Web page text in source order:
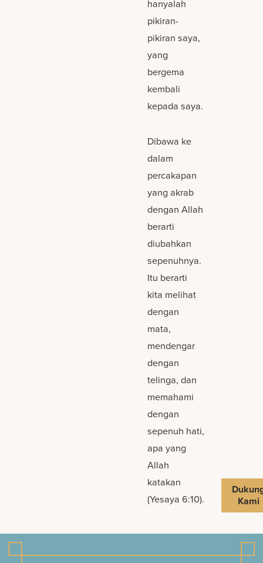
hanyalah
pikiran-
pikiran saya,
yang
bergema
kembali
kepada saya.
Dibawa ke
dalam
percakapan
yang akrab
dengan Allah
berarti
diubahkan
sepenuhnya.
Itu berarti
kita melihat
dengan
mata,
mendengar
dengan
telinga, dan
memahami
dengan
sepenuh hati,
apa yang
Allah
katakan
(Yesaya 6:10).
Kami